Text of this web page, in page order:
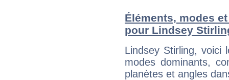
Éléments, modes
pour Lindsey
Lindsey Stirling, voici
modes dominants,
planètes et angles